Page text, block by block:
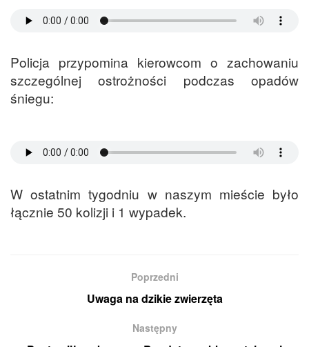
Policja przypomina kierowcom o zachowaniu
szczególnej ostrożności podczas opadów
śniegu:
W ostatnim tygodniu w naszym mieście było
łącznie 50 kolizji i 1 wypadek.
Poprzedni
Uwaga na dzikie zwierzęta
Następny